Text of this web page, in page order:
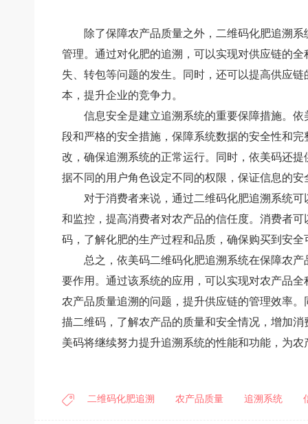
除了保障农产品质量之外，二维码化肥追溯
管理。通过对化肥的追溯，可以实现对供应链的
失、转包等问题的发生。同时，还可以提高供应
本，提升企业的竞争力。
信息安全是建立追溯系统的重要保障措施。
段和严格的安全措施，保障系统数据的安全性和
改，确保追溯系统的正常运行。同时，依美码还
据不同的用户角色设定不同的权限，保证信息的安
对于消费者来说，通过二维码化肥追溯系统
和监控，提高消费者对农产品的信任度。消费者
码，了解化肥的生产过程和品质，确保购买到安全
总之，依美码二维码化肥追溯系统在保障农
要作用。通过该系统的应用，可以实现对农产品
农产品质量追溯的问题，提升供应链的管理效率
描二维码，了解农产品的质量和安全情况，增加
美码将继续努力提升追溯系统的性能和功能，为
二维码化肥追溯 农产品质量 追溯系统